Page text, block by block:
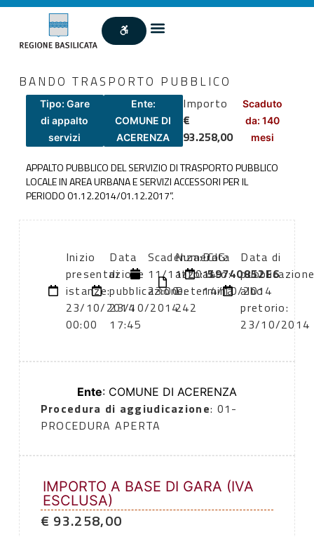
BANDO TRASPORTO PUBBLICO
Tipo: Gare
di appalto
servizi
Ente:
COMUNE DI
ACERENZA
Importo
€
93.258,00
Scaduto
da: 140
mesi
APPALTO PUBBLICO DEL SERVIZIO DI TRASPORTO PUBBLICO
LOCALE IN AREA URBANA E SERVIZI ACCESSORI PER IL
PERIODO 01.12.2014/01.12.2017”.
Inizio
presentazione
istanze:
23/10/2014
00:00
Data
di
pubblicazione:
23/10/2014
17:45
Scadenza:
11/11/2014
23:00
Numero
atto:
Determina
242
Data
atto:
14/10/2014
CIG:
59740852E6
Data di
albo
pretorio:
23/10/2014
Ente: COMUNE DI ACERENZA
Procedura di aggiudicazione: 01-
PROCEDURA APERTA
IMPORTO A BASE DI GARA (IVA
ESCLUSA)
€ 93.258,00